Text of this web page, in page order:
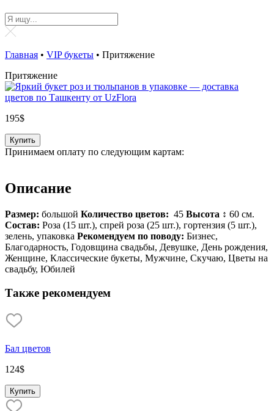
Главная • VIP букеты • Притяжение
Притяжение
195$
Купить
Принимаем оплату по следующим картам:
Описание
Размер: большой Количество цветов: 45 Высота ↕ 60 см.
Состав: Роза (15 шт.), спрей роза (25 шт.), гортензия (5 шт.),
зелень, упаковка Рекомендуем по поводу: Бизнес,
Благодарность, Годовщина свадьбы, Девушке, День рождения,
Женщине, Классические букеты, Мужчине, Скучаю, Цветы на
свадьбу, Юбилей
Также рекомендуем
Бал цветов
124$
Купить